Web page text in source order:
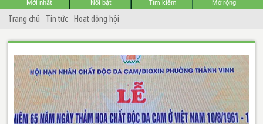
Mới nhất Nổi bật Tìm kiếm Mở rộng
Trang chủ -Tin tức- Hoạt động hội